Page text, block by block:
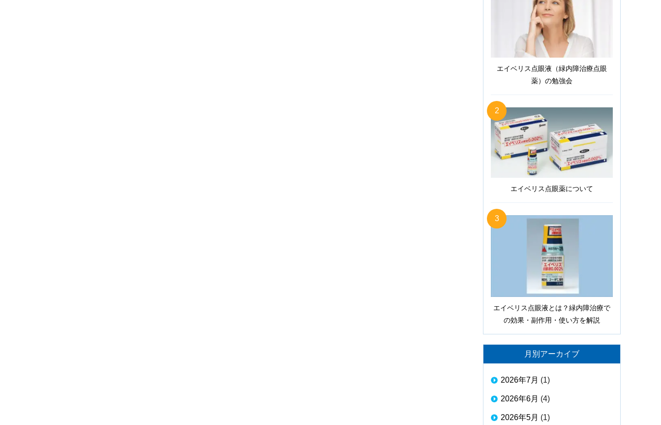
エイベリス点眼液（緑内障治療点眼
薬）の勉強会
2
エイベリス点眼薬について
3
エイベリス点眼液とは？緑内障治療で
の効果・副作用・使い方を解説
月別アーカイブ
2026年7月 (1)
2026年6月 (4)
2026年5月 (1)